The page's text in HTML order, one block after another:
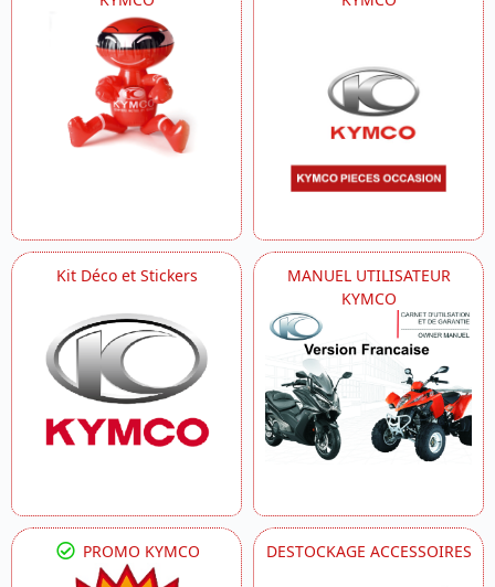
Kit Déco et Stickers
MANUEL UTILISATEUR
KYMCO
PROMO KYMCO DESTOCKAGE ACCESSOIRES